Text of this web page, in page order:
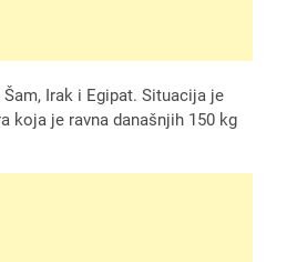
Irak i Egipat. Situacija je
koja je ravna današnjih 150 kg